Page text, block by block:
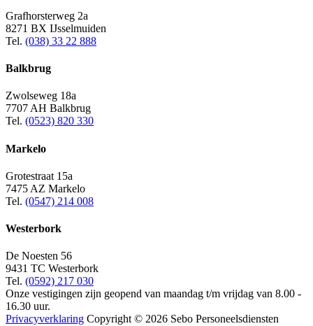
Grafhorsterweg 2a
8271 BX IJsselmuiden
Tel. (038) 33 22 888
Balkbrug
Zwolseweg 18a
7707 AH Balkbrug
Tel. (0523) 820 330
Markelo
Grotestraat 15a
7475 AZ Markelo
Tel. (0547) 214 008
Westerbork
De Noesten 56
9431 TC Westerbork
Tel. (0592) 217 030
Onze vestigingen zijn geopend van maandag t/m vrijdag van 8.00 -
16.30 uur.
Privacyverklaring Copyright © 2026 Sebo Personeelsdiensten